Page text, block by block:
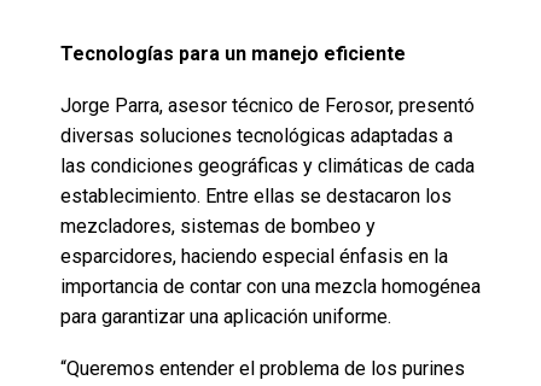
Tecnologías para un manejo eficiente
Jorge Parra, asesor técnico de Ferosor, presentó
diversas soluciones tecnológicas adaptadas a
las condiciones geográficas y climáticas de cada
establecimiento. Entre ellas se destacaron los
mezcladores, sistemas de bombeo y
esparcidores, haciendo especial énfasis en la
importancia de contar con una mezcla homogénea
para garantizar una aplicación uniforme.
“Queremos entender el problema de los purines